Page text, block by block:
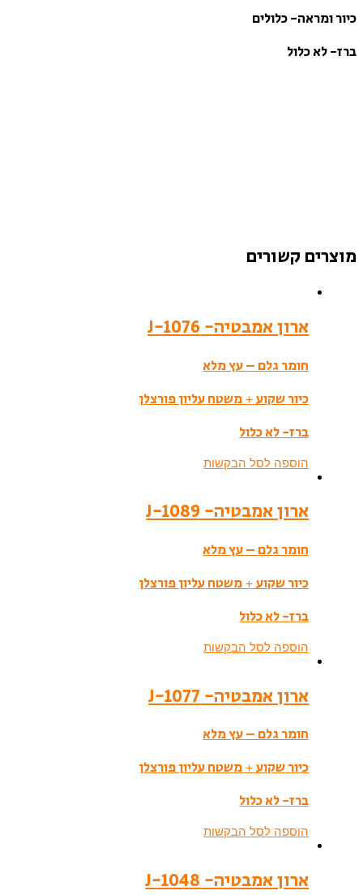
כיור ומראה- כלולים
ברז- לא כלול
מוצרים קשורים
ארון אמבטיה- J-1076
חומר גלם – עץ מלא
כיור שקוע + משטח עליון פורצלן
ברז- לא כלול
הוספה לסל הבקשות
ארון אמבטיה- J-1089
חומר גלם – עץ מלא
כיור שקוע + משטח עליון פורצלן
ברז- לא כלול
הוספה לסל הבקשות
ארון אמבטיה- J-1077
חומר גלם – עץ מלא
כיור שקוע + משטח עליון פורצלן
ברז- לא כלול
הוספה לסל הבקשות
ארון אמבטיה- J-1048